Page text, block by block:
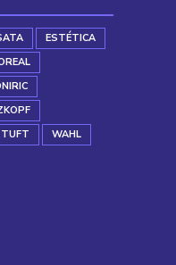
ESTÉTICA
TUFT
WAHL